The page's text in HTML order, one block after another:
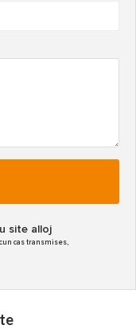
site alloj
cas transmises,